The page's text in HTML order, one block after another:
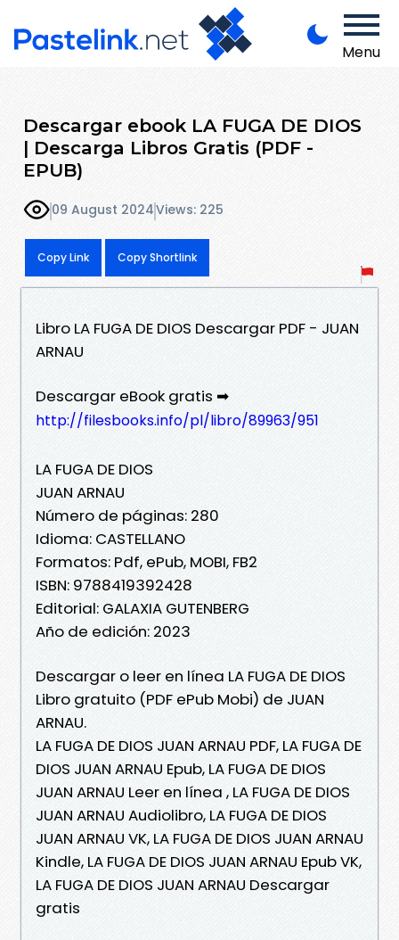
Menu
Descargar ebook LA FUGA DE DIOS
| Descarga Libros Gratis (PDF -
EPUB)
09 August 2024Views: 225
Copy Link Copy Shortlink
Libro LA FUGA DE DIOS Descargar PDF - JUAN
ARNAU
Descargar eBook gratis ➡
http://filesbooks.info/pl/libro/89963/951
LA FUGA DE DIOS
JUAN ARNAU
Número de páginas: 280
Idioma: CASTELLANO
Formatos: Pdf, ePub, MOBI, FB2
ISBN: 9788419392428
Editorial: GALAXIA GUTENBERG
Año de edición: 2023
Descargar o leer en línea LA FUGA DE DIOS
Libro gratuito (PDF ePub Mobi) de JUAN
ARNAU.
LA FUGA DE DIOS JUAN ARNAU PDF, LA FUGA DE
DIOS JUAN ARNAU Epub, LA FUGA DE DIOS
JUAN ARNAU Leer en línea , LA FUGA DE DIOS
JUAN ARNAU Audiolibro, LA FUGA DE DIOS
JUAN ARNAU VK, LA FUGA DE DIOS JUAN ARNAU
Kindle, LA FUGA DE DIOS JUAN ARNAU Epub VK,
LA FUGA DE DIOS JUAN ARNAU Descargar
gratis